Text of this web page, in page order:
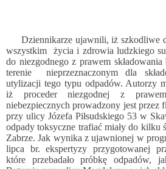
Dziennikarze ujawnili, iż szkodliwe
wszystkim
życia i zdrowia ludzkiego
do niezgodnego z prawem
terenie
nieprzeznaczonym dla
utylizacji tego typu odpadów. Autorzy
iż proceder niezgodnej z
niebezpiecznych prowadzony jest przez
przy ulicy Józefa Piłsudskiego 53 w
odpady toksyczne trafiać miały do kilku
Zabrze. Jak wynika z ujawnionej w
lipca br. ekspertyzy przygotowanej
które przebadało próbkę odpadów,